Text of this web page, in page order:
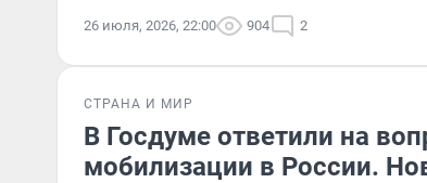
26 июля, 2026, 22:00 904 2
СТРАНА И МИР
В Госдуме ответили на
мобилизации в России.